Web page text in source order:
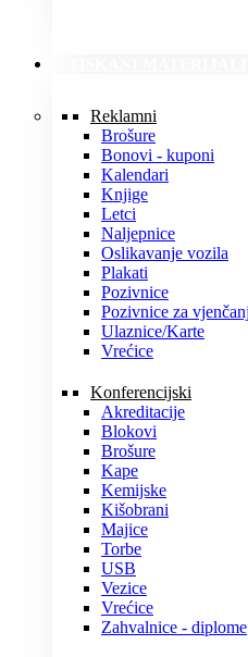
Reklamni
Brošure
Bonovi - kuponi
Kalendari
Knjige
Letci
Naljepnice
Oslikavanje vozila
Plakati
Pozivnice
Pozivnice za
Ulaznice/Karte
Vrećice
Konferencijski
Akreditacije
Blokovi
Brošure
Kape
Kemijske
Kišobrani
Majice
Torbe
USB
Vezice
Vrećice
Zahvalnice - diplome